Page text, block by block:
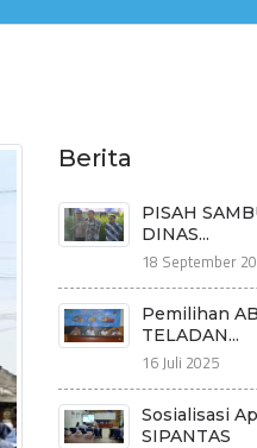
Berita
PISAH
DINAS...
18 September
Pemilihan
TELADAN...
16 Juli 2025
Sosialisasi
SIPANTAS